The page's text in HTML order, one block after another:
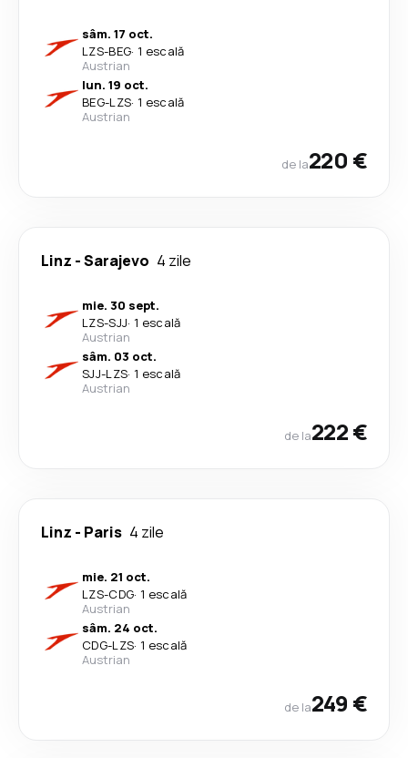
sâm. 17 oct.
LZS-BEG· 1 escală
Austrian
lun. 19 oct.
BEG-LZS· 1 escală
Austrian
de la220 €
Linz -Sarajevo 4 zile
mie. 30 sept.
LZS-SJJ· 1 escală
Austrian
sâm. 03 oct.
SJJ-LZS· 1 escală
Austrian
de la222 €
Linz - Paris 4 zile
mie. 21 oct.
LZS-CDG· 1 escală
Austrian
sâm. 24 oct.
CDG-LZS· 1 escală
Austrian
de la249 €